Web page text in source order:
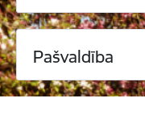
Pašvaldība